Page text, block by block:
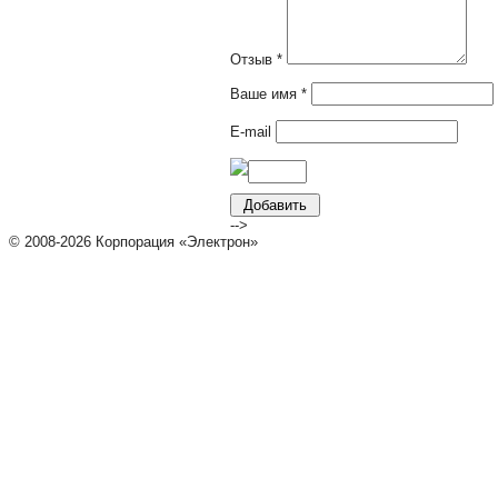
Отзыв *
Ваше имя *
E-mail
-->
© 2008-2026 Корпорация «Электрон»